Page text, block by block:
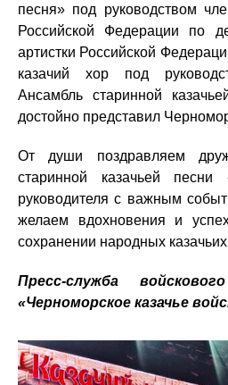
песня» под руководством
Российской Федерации по
артистки Российской
казачий хор под
Ансамбль старинной
достойно представил
От души поздравляем
старинной казачьей
руководителя с важным
желаем вдохновения и
сохранении народных
Пресс-служба
«Черноморское казачье